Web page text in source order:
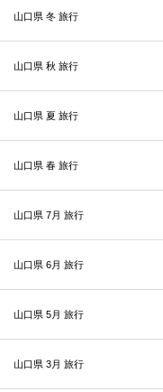
山口県 冬 旅行
山口県 秋 旅行
山口県 夏 旅行
山口県 春 旅行
山口県 7月 旅行
山口県 6月 旅行
山口県 5月 旅行
山口県 3月 旅行